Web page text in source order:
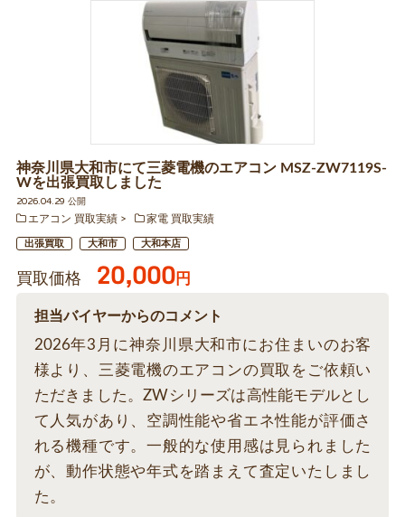
神奈川県大和市にて三菱電機のエアコン MSZ-ZW7119S-
Wを出張買取しました
2026.04.29 公開
エアコン 買取実績
家電 買取実績
出張買取 大和市 大和本店
買取価格 20,000円
担当バイヤーからのコメント
2026年3月に神奈川県大和市にお住まいのお客
様より、三菱電機のエアコンの買取をご依頼い
ただきました。ZWシリーズは高性能モデルとし
て人気があり、空調性能や省エネ性能が評価さ
れる機種です。一般的な使用感は見られました
が、動作状態や年式を踏まえて査定いたしまし
た。